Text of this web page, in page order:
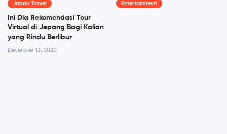
Japan Travel
Ini Dia Rekomendasi Tour
Virtual di Jepang Bagi Kalian
yang Rindu Berlibur
December 13, 2020
Entertainment